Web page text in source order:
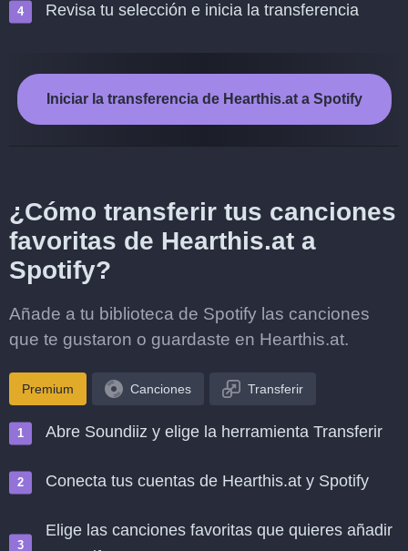
Revisa tu selección e inicia la transferencia
Iniciar la transferencia de Hearthis.at a Spotify
¿Cómo transferir tus canciones
favoritas de Hearthis.at a
Spotify?
Añade a tu biblioteca de Spotify las canciones
que te gustaron o guardaste en Hearthis.at.
Premium Canciones Transferir
Abre Soundiiz y elige la herramienta Transferir
Conecta tus cuentas de Hearthis.at y Spotify
Elige las canciones favoritas que quieres añadir